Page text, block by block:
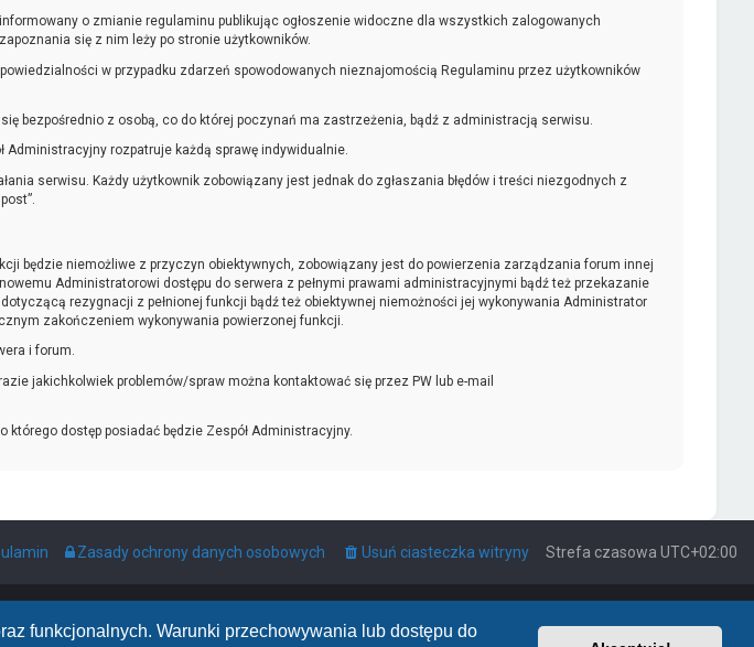
funkcjonalnych. Warunki przechowywania lub dostępu do
o zmianie regulaminu publikując ogłoszenie widoczne dla wszystkich zalogowanych
się z nim leży po stronie użytkowników.
w przypadku zdarzeń spowodowanych nieznajomością Regulaminu przez użytkowników
bezpośrednio z osobą, co do której poczynań ma zastrzeżenia, bądź z administracją serwisu.
rozpatruje każdą sprawę indywidualnie.
serwisu. Każdy użytkownik zobowiązany jest jednak do zgłaszania błędów i treści niezgodnych z
będzie niemożliwe z przyczyn obiektywnych, zobowiązany jest do powierzenia zarządzania forum innej
Administratorowi dostępu do serwera z pełnymi prawami administracyjnymi bądź też przekazanie
rezygnacji z pełnionej funkcji bądź też obiektywnej niemożności jej wykonywania Administrator
zakończeniem wykonywania powierzonej funkcji.
i forum.
jakichkolwiek problemów/spraw można kontaktować się przez PW lub e-mail
dostęp posiadać będzie Zespół Administracyjny.
Strefa czasowa UTC+02:00
Usuń ciasteczka witryny
Zasady ochrony danych osobowych